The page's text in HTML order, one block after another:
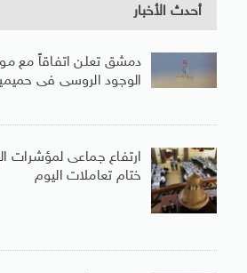
أحدث الأخبار
دمشق تعلن اتفاقاً مع
الوجود الروسى فى
ارتفاع جماعى لمؤشرات
ختام تعاملات اليوم